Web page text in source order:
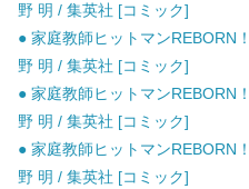
野 明 / 集英社 [コミック]
● 家庭教師ヒットマンREBORN
野 明 / 集英社 [コミック]
● 家庭教師ヒットマンREBORN
野 明 / 集英社 [コミック]
● 家庭教師ヒットマンREBORN
野 明 / 集英社 [コミック]